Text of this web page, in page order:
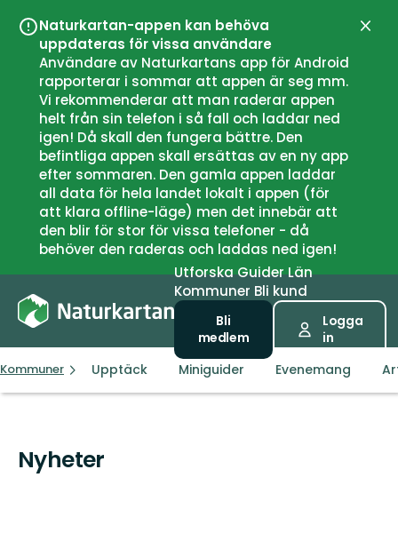
Naturkartan-appen kan behöva
uppdateras för vissa användare
Användare av Naturkartans app för Android
rapporterar i sommar att appen är seg mm.
Vi rekommenderar att man raderar appen
helt från sin telefon i så fall och laddar ned
igen! Då skall den fungera bättre. Den
befintliga appen skall ersättas av en ny app
efter sommaren. Den gamla appen laddar
all data för hela landet lokalt i appen (för
att klara offline-läge) men det innebär att
den blir för stor för vissa telefoner - då
behöver den raderas och laddas ned igen!
UtforskaGuiderLän
Kommuner Bli kund
Bli
medlem
Logga
in
Kommuner Røst
Upptäck Miniguider Evenemang
Nyheter